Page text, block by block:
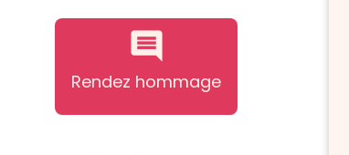
Rendez hommage